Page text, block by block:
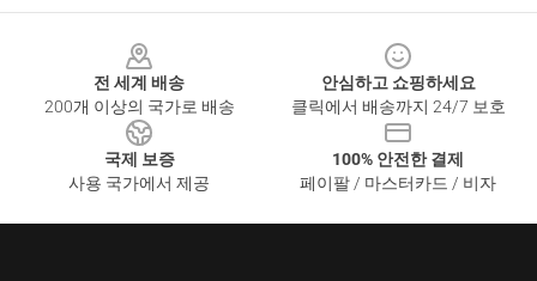
전 세계 배송
200개 이상의 국가로 배송
안심하고 쇼핑하세요
클릭에서 배송까지 24/7 보호
국제 보증
사용 국가에서 제공
100% 안전한 결제
페이팔 / 마스터카드 / 비자